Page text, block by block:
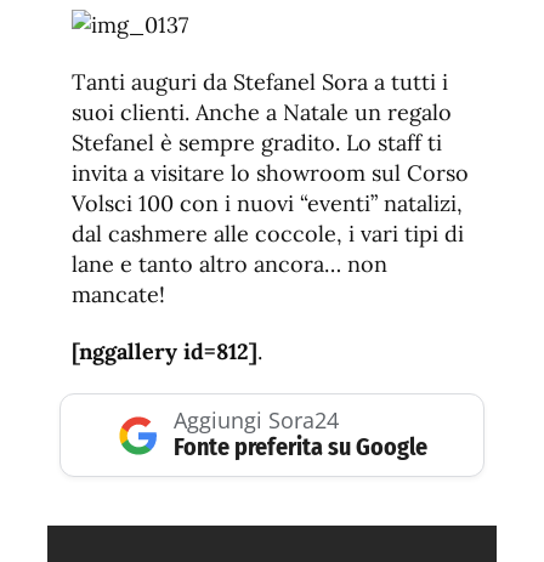
fuente.
Tanti auguri da Stefanel Sora a tutti i
suoi clienti. Anche a Natale un regalo
Stefanel è sempre gradito. Lo staff ti
invita a visitare lo showroom sul Corso
Volsci 100 con i nuovi “eventi” natalizi,
dal cashmere alle coccole, i vari tipi di
lane e tanto altro ancora… non
mancate!
[nggallery id=812].
Aggiungi Sora24
Fonte preferita su Google